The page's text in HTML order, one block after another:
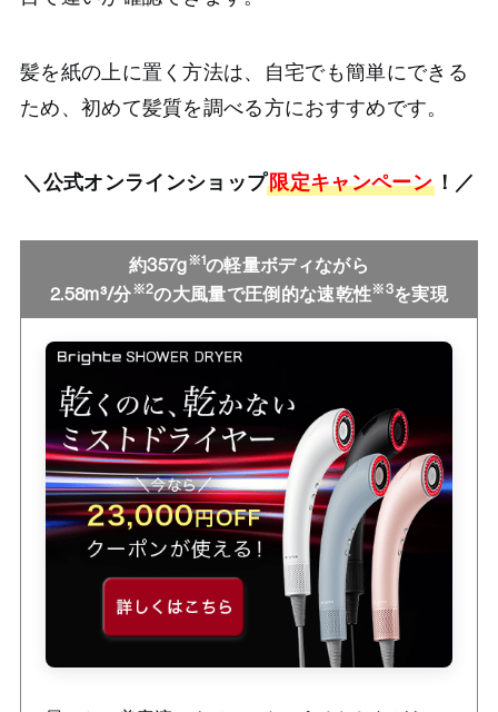
髪を紙の上に置く方法は、自宅でも簡単にできる
ため、初めて髪質を調べる方におすすめです。
＼公式オンラインショップ限定キャンペーン！／
約357g※1の軽量ボディながら
2.58m³/分※2の大風量で圧倒的な速乾性※3を実現